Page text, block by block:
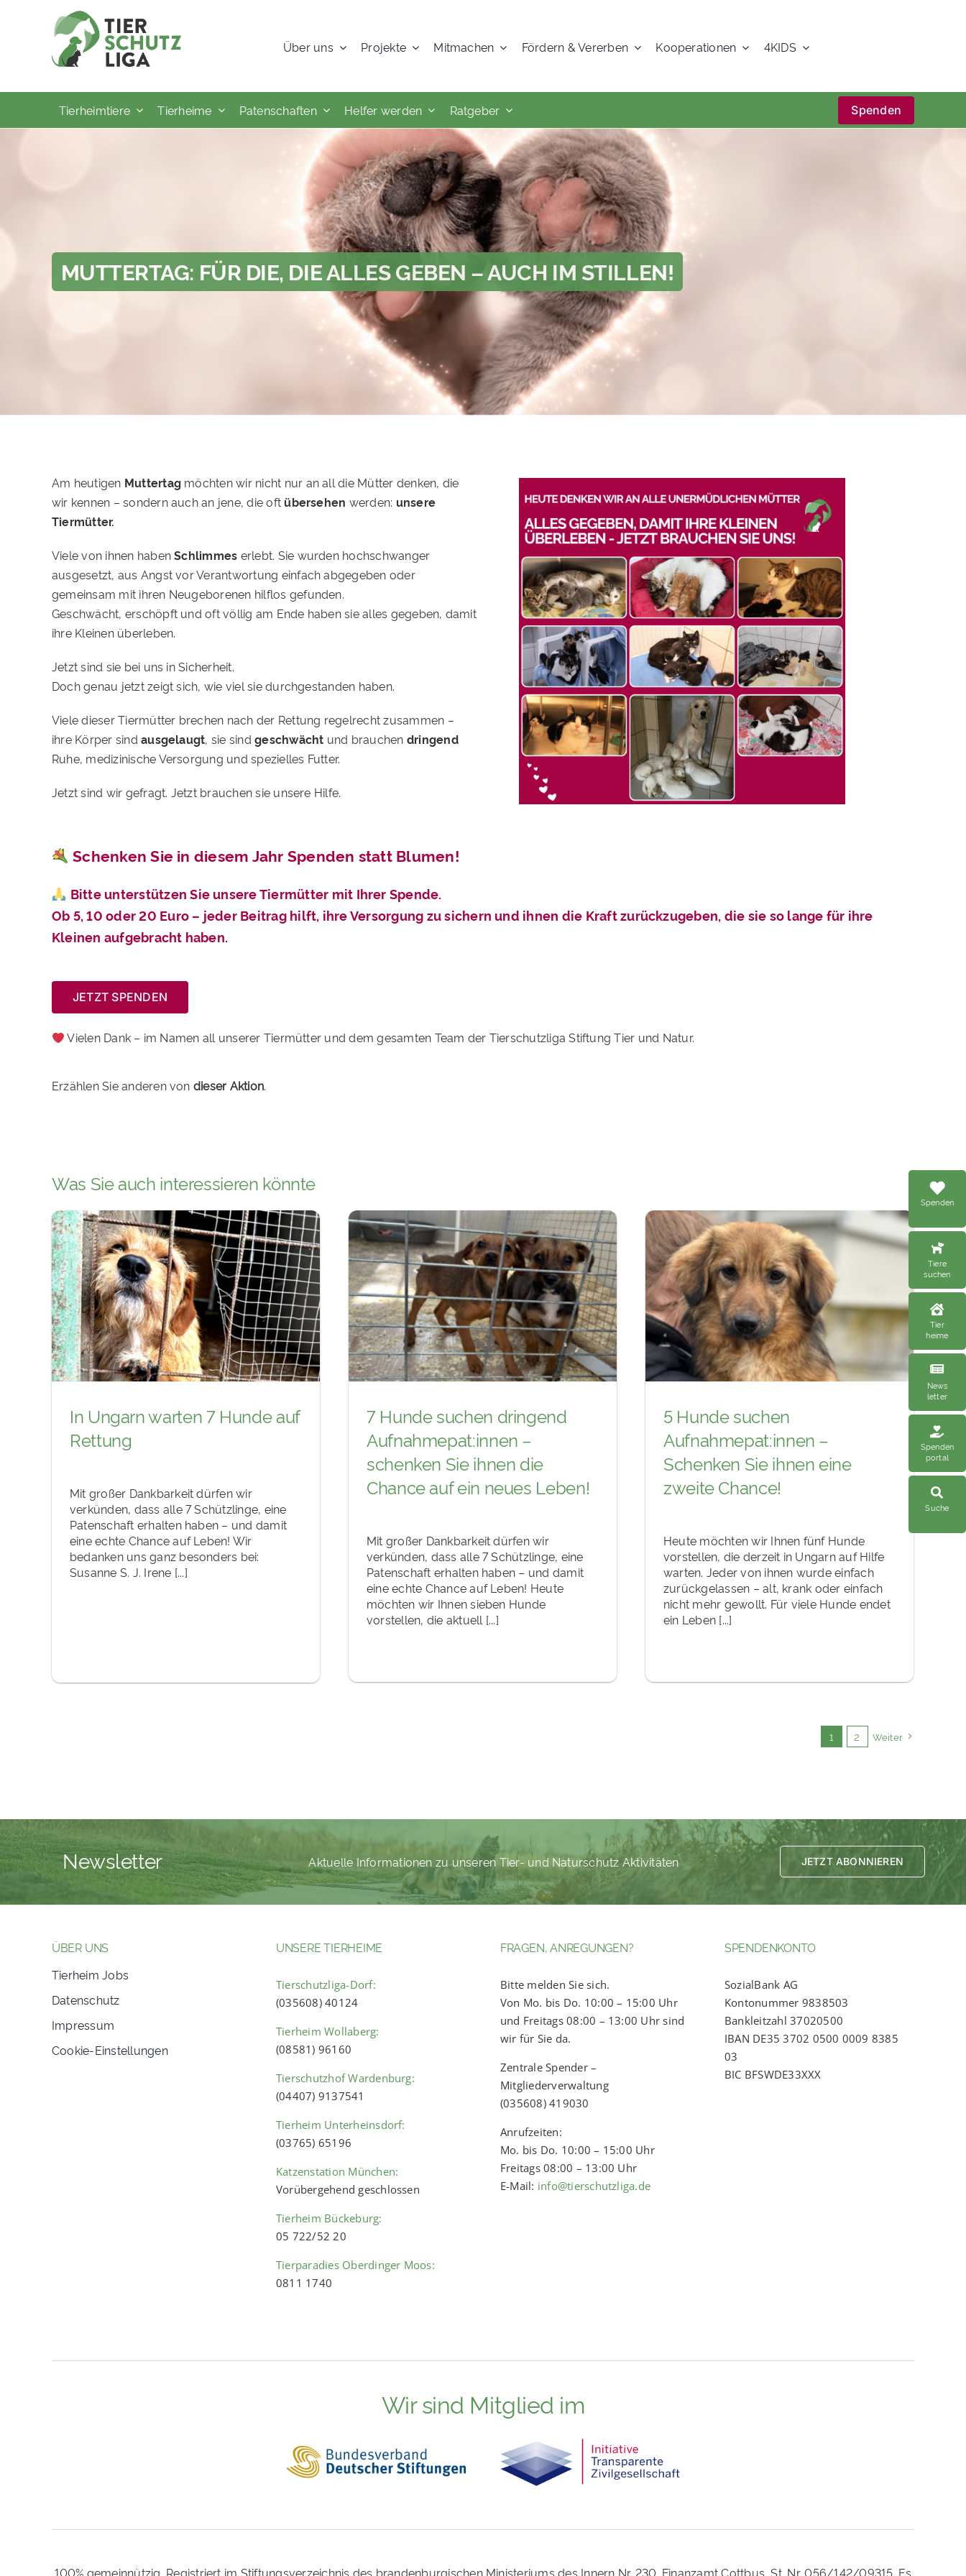
Über uns Projekte Mitmachen Fördern & Vererben Kooperationen 4KIDS
Tierheimtiere Tierheime Patenschaften Helfer werden Ratgeber Spenden
Spenden
Tiere
suchen
Tier
heime
News
letter
Spenden
portal
Suche
MUTTERTAG: FÜR DIE, DIE ALLES GEBEN – AUCH IM STILLEN!
Am heutigen Muttertag möchten wir nicht nur an all die Mütter denken, die
wir kennen – sondern auch an jene, die oft übersehen werden: unsere
Tiermütter.
Viele von ihnen habenSchlimmes erlebt. Sie wurden hochschwanger
ausgesetzt, aus Angst vor Verantwortung einfach abgegeben oder
gemeinsam mit ihren Neugeborenen hilflos gefunden.
Geschwächt, erschöpft und oft völlig am Ende haben sie alles gegeben, damit
ihre Kleinen überleben.
Jetzt sind sie bei uns in Sicherheit.
Doch genau jetzt zeigt sich, wie viel sie durchgestanden haben.
Viele dieser Tiermütter brechen nach der Rettung regelrecht zusammen –
ihre Körper sindausgelaugt, sie sindgeschwächt und brauchen dringend
Ruhe, medizinische Versorgung und spezielles Futter.
Jetzt sind wir gefragt. Jetzt brauchen sie unsere Hilfe.
Schenken Sie in diesem Jahr Spenden statt Blumen!
Bitte unterstützen Sie unsere Tiermütter mit Ihrer Spende.
Ob 5, 10 oder 20 Euro – jeder Beitrag hilft, ihre Versorgung zu sichern und ihnen die Kraft zurückzugeben, die sie so lange für ihre
Kleinen aufgebracht haben.
JETZT SPENDEN
Vielen Dank – im Namen all unserer Tiermütter und dem gesamten Team der Tierschutzliga Stiftung Tier und Natur.
Erzählen Sie anderen von dieser Aktion.
Was Sie auch interessieren könnte
In Ungarn warten 7 Hunde auf
Rettung
Mit großer Dankbarkeit dürfen wir
verkünden, dass alle 7 Schützlinge, eine
Patenschaft erhalten haben – und damit
eine echte Chance auf Leben! Wir
bedanken uns ganz besonders bei:
Susanne S. J. Irene [...]
7 Hunde suchen dringend
Aufnahmepat:innen –
schenken Sie ihnen die
Chance auf ein neues Leben!
Mit großer Dankbarkeit dürfen wir
verkünden, dass alle 7 Schützlinge, eine
Patenschaft erhalten haben – und damit
eine echte Chance auf Leben! Heute
möchten wir Ihnen sieben Hunde
vorstellen, die aktuell [...]
5 Hunde suchen
Aufnahmepat:innen –
Schenken Sie ihnen eine
zweite Chance!
Heute möchten wir Ihnen fünf Hunde
vorstellen, die derzeit in Ungarn auf Hilfe
warten. Jeder von ihnen wurde einfach
zurückgelassen – alt, krank oder einfach
nicht mehr gewollt. Für viele Hunde endet
ein Leben [...]
1 2 Weiter
Newsletter Aktuelle Informationen zu unseren Tier- und Naturschutz Aktivitäten JETZT ABONNIEREN
ÜBER UNS
Tierheim Jobs
Datenschutz
Impressum
Cookie-Einstellungen
UNSERE TIERHEIME
Tierschutzliga-Dorf:
(035608) 40124
Tierheim Wollaberg:
(08581) 96160
Tierschutzhof Wardenburg:
(04407) 9137541
Tierheim Unterheinsdorf:
(03765) 65196
Katzenstation München:
Vorübergehend geschlossen
Tierheim Bückeburg:
05 722/52 20
Tierparadies Oberdinger Moos:
0811 1740
FRAGEN, ANREGUNGEN?
Bitte melden Sie sich.
Von Mo. bis Do. 10:00 – 15:00 Uhr
und Freitags 08:00 – 13:00 Uhr sind
wir für Sie da.
Zentrale Spender –
Mitgliederverwaltung
(035608) 419030
Anrufzeiten:
Mo. bis Do. 10:00 – 15:00 Uhr
Freitags 08:00 – 13:00 Uhr
E-Mail: info@tierschutzliga.de
SPENDENKONTO
SozialBank AG
Kontonummer 9838503
Bankleitzahl 37020500
IBAN DE35 3702 0500 0009 8385
03
BIC BFSWDE33XXX
Wir sind Mitglied im
100% gemeinnützig. Registriert im Stiftungsverzeichnis des brandenburgischen Ministeriums des Innern Nr. 230. Finanzamt Cottbus, St. Nr. 056/142/09315. Es